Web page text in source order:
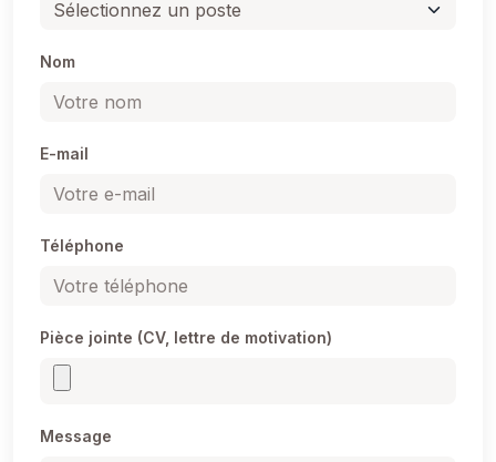
Nom
E-mail
Téléphone
Pièce jointe (CV, lettre de motivation)
Message